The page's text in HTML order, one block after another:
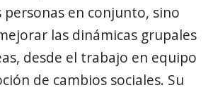
en conjunto, sino
las dinámicas grupales
desde el trabajo en equipo
de cambios sociales. Su